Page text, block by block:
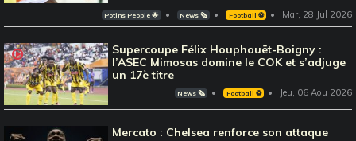
Potins People 🌟 News 🗞️ Football ⚽️ Mar, 28 Jul 2026
Supercoupe Félix Houphouët-Boigny :
l’ASEC Mimosas domine le COK et s’adjuge
un 17è titre
News 🗞️ Football ⚽️ Jeu, 06 Aou 2026
Mercato : Chelsea renforce son attaque